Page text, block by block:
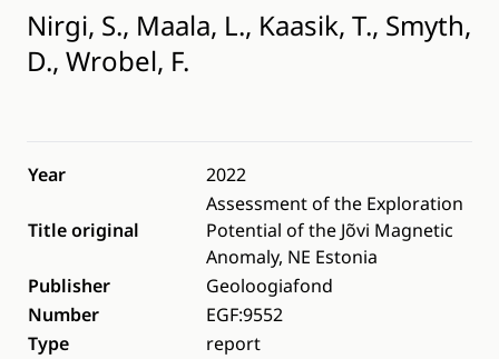
Nirgi, S., Maala, L., Kaasik, T., Smyth,
D., Wrobel, F.
Year 2022
Title original
Assessment of the Exploration
Potential of the Jõvi Magnetic
Anomaly, NE Estonia
Publisher
Geoloogiafond
Number
EGF:9552
Type
report